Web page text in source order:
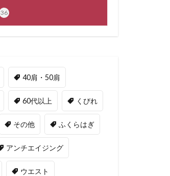
36
40肩・50肩
60代以上 くびれ
その他 ふくらはぎ
アンチエイジング
ウエスト